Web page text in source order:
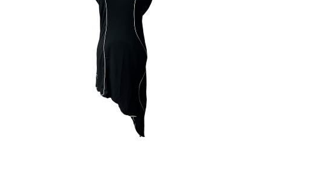
【SHAMAN】異素材ホルターネックドレス
¥7,400